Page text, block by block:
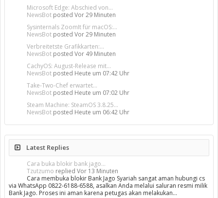
Microsoft Edge: Abschied von...
NewsBot posted Vor 29 Minuten
Sysinternals ZoomIt für macOS:...
NewsBot posted Vor 29 Minuten
Verbreitetste Grafikkarten:...
NewsBot posted Vor 49 Minuten
CachyOS: August-Release mit...
NewsBot posted Heute um 07:42 Uhr
Take-Two-Chef erwartet...
NewsBot posted Heute um 07:02 Uhr
Steam Machine: SteamOS 3.8.25...
NewsBot posted Heute um 06:42 Uhr
Latest Replies
Cara buka blokir bank jago...
Tzutzumo replied Vor 13 Minuten
Cara membuka blokir Bank Jago Syariah sangat aman hubungi cs
via WhatsApp 0822-6188-6588, asalkan Anda melalui saluran resmi milik
Bank Jago. Proses ini aman karena petugas akan melakukan…